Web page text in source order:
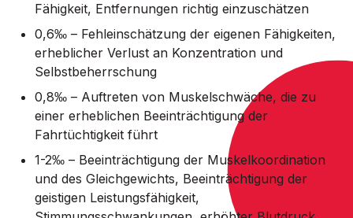
Fähigkeit, Entfernungen richtig einzuschätzen
0,6‰ – Fehleinschätzung der eigenen Fähigkeiten,
erheblicher Verlust an Konzentration und
Selbstbeherrschung
0,8‰ – Auftreten von Muskelschwäche, die zu
einer erheblichen Beeinträchtigung der
Fahrtüchtigkeit führt
1-2‰ – Beeinträchtigung der Muskelkoordination
und des Gleichgewichts, Beeinträchtigung der
geistigen Leistungsfähigkeit,